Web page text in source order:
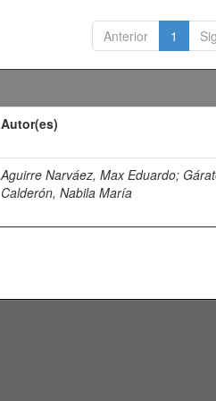
Anterior 1
Autor(es)
Aguirre Narváez, Max Eduardo;
Calderón, Nabila María